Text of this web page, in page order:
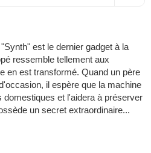
est le dernier gadget à la
ressemble tellement aux
en est transformé. Quand un père
il espère que la machine
et l'aidera à préserver
un secret extraordinaire...